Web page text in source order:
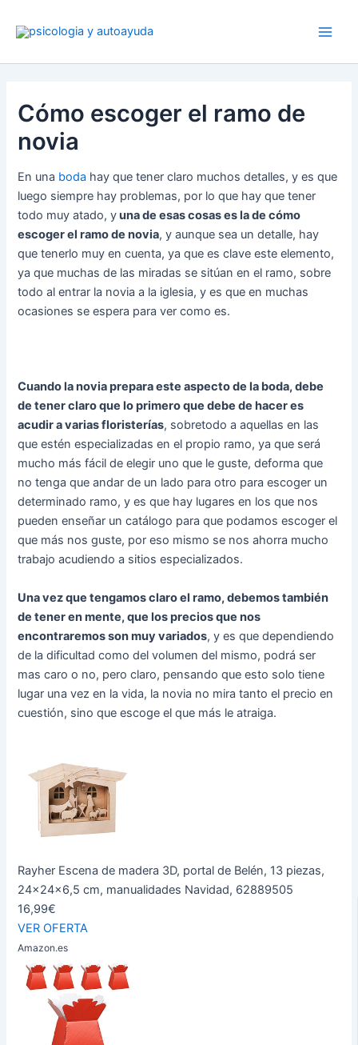
Cómo escoger el ramo de
novia
En una boda hay que tener claro muchos detalles, y es que
luego siempre hay problemas, por lo que hay que tener
todo muy atado, yuna de esas cosas es la de cómo
escoger el ramo de novia, y aunque sea un detalle, hay
que tenerlo muy en cuenta, ya que es clave este elemento,
ya que muchas de las miradas se sitúan en el ramo, sobre
todo al entrar la novia a la iglesia, y es que en muchas
ocasiones se espera para ver como es.
Cuando la novia prepara este aspecto de la boda, debe
de tener claro que lo primero que debe de hacer es
acudir a varias floristerías, sobretodo a aquellas en las
que estén especializadas en el propio ramo, ya que será
mucho más fácil de elegir uno que le guste, deforma que
no tenga que andar de un lado para otro para escoger un
determinado ramo, y es que hay lugares en los que nos
pueden enseñar un catálogo para que podamos escoger el
que más nos guste, por eso mismo se nos ahorra mucho
trabajo acudiendo a sitios especializados.
Una vez que tengamos claro el ramo, debemos también
de tener en mente, que los precios que nos
encontraremos son muy variados, y es que dependiendo
de la dificultad como del volumen del mismo, podrá ser
mas caro o no, pero claro, pensando que esto solo tiene
lugar una vez en la vida, la novia no mira tanto el precio en
cuestión, sino que escoge el que más le atraiga.
Rayher Escena de madera 3D, portal de Belén, 13 piezas,
24x24x6,5 cm, manualidades Navidad, 62889505
16,99€
VER OFERTA
Amazon.es